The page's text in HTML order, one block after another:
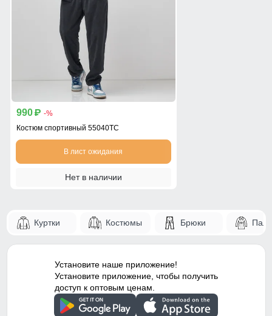
990 p -%
Костюм спортивный 55040TC
В лист ожидания
Нет в наличии
Куртки Костюмы Брюки
Установите наше приложение!
Установите приложение, чтобы получить
доступ к оптовым ценам.